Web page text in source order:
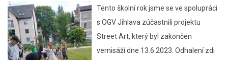
Tento školní rok jsme se ve spolupráci
s OGV Jihlava zúčastnili projektu
Street Art, který byl zakončen
vernisáží dne 13.6.2023. Odhalení zdi